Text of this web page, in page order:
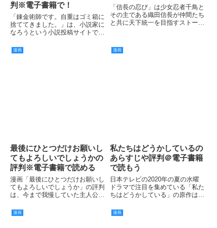
判※電子書籍で！
「錬金術師です。自重はゴミ箱に
捨ててきました。」は、小説家に
なろうという小説投稿サイトで連
作品です。
「信長の忍び」は少女忍者千鳥と
その主である織田信長が仲間たち
と共に天下統一を目指すストーリ
け合いや失敗談などを中心にコミ
カルに描かれているのが特徴で
漫画
最後にひとつだけお願いし
てもよろしいでしょうかの
評判※電子書籍で読める
漫画「最後にひとつだけお願いし
てもよろしいでしょうか」の評判
は、今まで我慢していた主人公の
する姿がすっきりするという意見
が多くなっています。
漫画
私たちはどうかしているの
あらすじや評判＠電子書籍
で読もう
日本テレビの2020年の夏の水曜
ドラマで注目を集めている「私た
ちはどうかしている」の原作は、
漫画 漫画